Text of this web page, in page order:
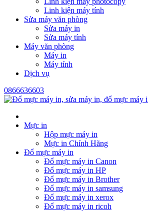
Linh kiện máy tính
Sửa máy văn phòng
Sửa máy in
Sửa máy tính
Máy văn phòng
Máy in
Máy tính
Dịch vụ
0866636603
Mực in
Hộp mực máy in
Mực in Chính Hãng
Đổ mực máy in
Đổ mực máy in Canon
Đổ mực máy in HP
Đổ mực máy in Brother
Đổ mực máy in samsung
Đổ mực máy in xerox
Đổ mực máy in ricoh